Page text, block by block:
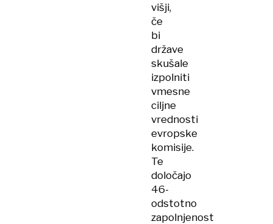
višji,
če
bi
države
skušale
izpolniti
vmesne
ciljne
vrednosti
evropske
komisije.
Te
določajo
46-
odstotno
zapolnjenost